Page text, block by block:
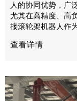
人的协同优势，广
尤其在高精度、高
接滚轮架机器人作
查看详情